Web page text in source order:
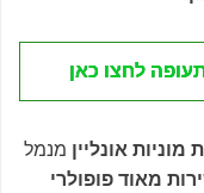
לחצו כאן
מוניות אונליין מנמל
מאוד פופולרי